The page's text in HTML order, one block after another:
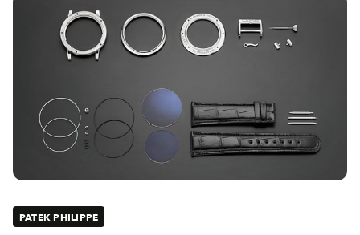
PATEK PHILIPPE